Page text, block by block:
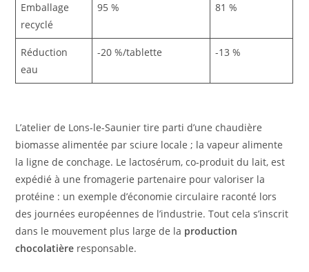
Emballage
recyclé
95 % 81 %
Réduction
eau
-20 %/tablette -13 %
L’atelier de Lons-le-Saunier tire parti d’une chaudière
biomasse alimentée par sciure locale ; la vapeur alimente
la ligne de conchage. Le lactosérum, co-produit du lait, est
expédié à une fromagerie partenaire pour valoriser la
protéine : un exemple d’économie circulaire raconté lors
des journées européennes de l’industrie. Tout cela s’inscrit
dans le mouvement plus large de la production
chocolatière responsable.